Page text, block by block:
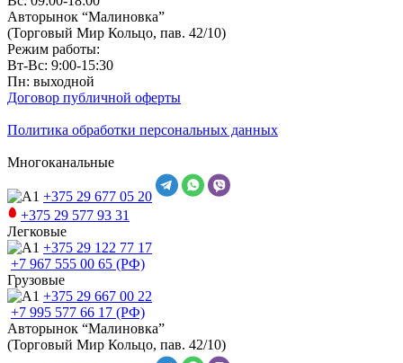
Авторынок “Малиновка”
(Торговый Мир Кольцо, пав. 42/10)
Режим работы:
Вт-Вс: 9:00-15:30
Пн: выходной
Договор публичной оферты
Политика обработки персональных данных
Многоканальные
+375 29 677 05 20
+375 29 577 93 31
Легковые
+375 29 122 77 17
+7 967 555 00 65 (РФ)
Грузовые
+375 29 667 00 22
+7 995 577 66 17 (РФ)
Авторынок “Малиновка”
(Торговый Мир Кольцо, пав. 42/10)